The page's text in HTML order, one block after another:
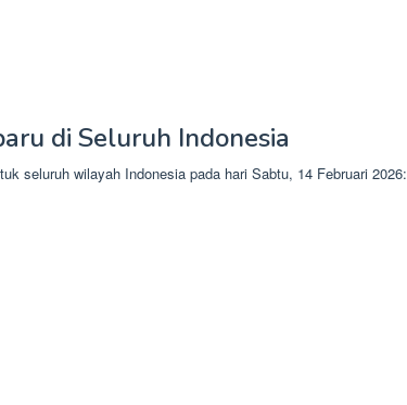
di Seluruh Indonesia
seluruh wilayah Indonesia pada hari Sabtu, 14 Februari 2026: